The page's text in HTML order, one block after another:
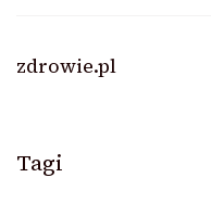
zdrowie.pl
Tagi